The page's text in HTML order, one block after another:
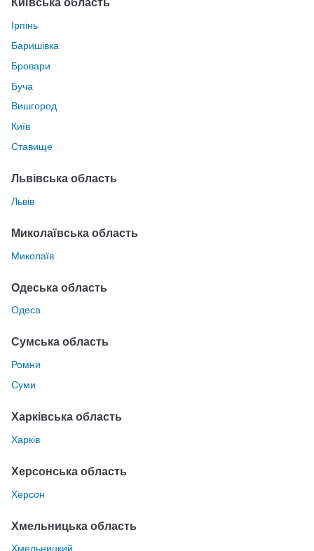
Київська область
Ірпінь
Баришівка
Бровари
Буча
Вишгород
Київ
Ставище
Львівська область
Львів
Миколаївська область
Миколаїв
Одеська область
Одеса
Сумська область
Ромни
Суми
Харківська область
Харків
Херсонська область
Херсон
Хмельницька область
Хмельницкий